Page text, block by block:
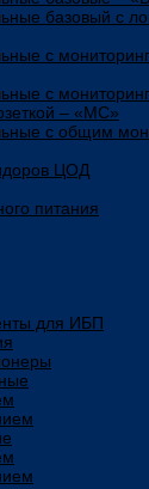
базовый с
с
с
– «МС»
с общим
ЦОД
питания
для ИБП